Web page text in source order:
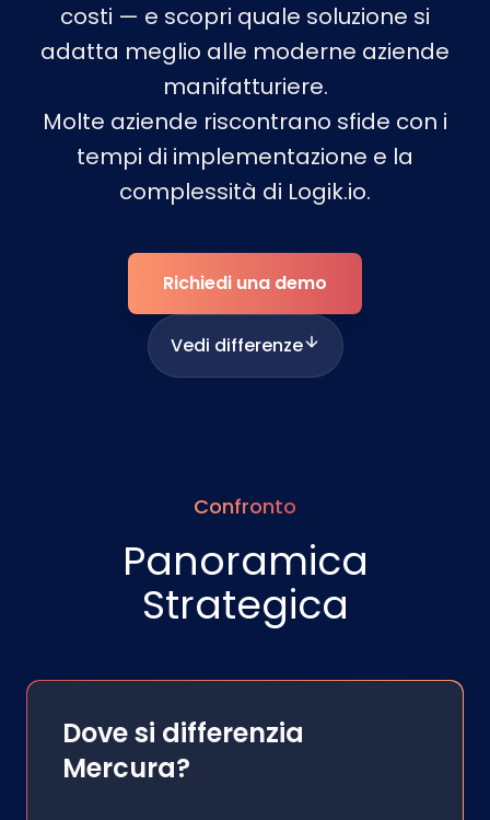
costi — e scopri quale soluzione si
adatta meglio alle moderne aziende
manifatturiere.
Molte aziende riscontrano sfide con i
tempi di implementazione e la
complessità di Logik.io.
Richiedi una demo
Vedi differenze
Confronto
Panoramica
Strategica
Dove si differenzia
Mercura?